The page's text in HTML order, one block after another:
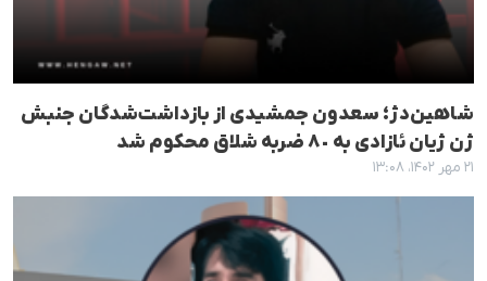
شاهین‌دژ؛ سعدون جمشیدی از بازداشت‌شدگان جنبش
ژن ژیان ئازادی به ٨٠ ضربه شلاق محکوم شد
۲۱ مهر ۱۴۰۲، ۱۳:۰۸